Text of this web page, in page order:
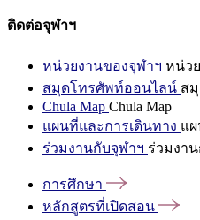
ติดต่อจุฬาฯ
หน่วยงานของจุฬาฯ หน่ว
สมุดโทรศัพท์ออนไลน์ ส
Chula Map Chula Map
แผนที่และการเดินทาง แ
ร่วมงานกับจุฬาฯ ร่วมงา
การศึกษา
หลักสูตรที่เปิดสอน